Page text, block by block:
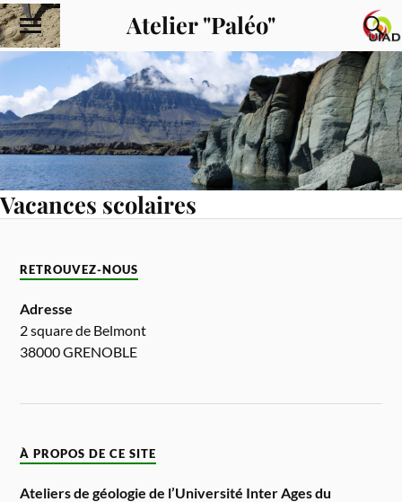
Atelier "Paléo"
Vacances scolaires
RETROUVEZ-NOUS
Adresse
2 square de Belmont
38000 GRENOBLE
À PROPOS DE CE SITE
Ateliers de géologie de l’Université Inter Ages du